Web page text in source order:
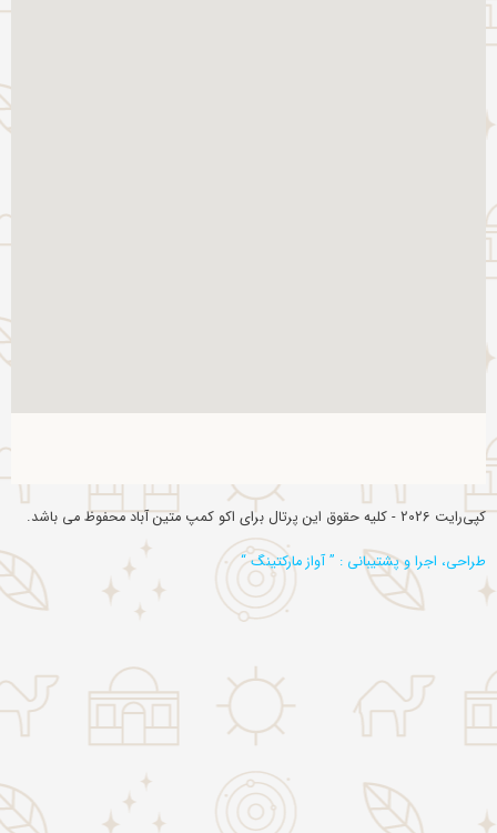
کپی‌رایت 2026 - کلیه حقوق این پرتال برای اکو کمپ متین آباد محفوظ می باشد.
طراحی، اجرا و پشتیبانی : ” آواز مارکتینگ “